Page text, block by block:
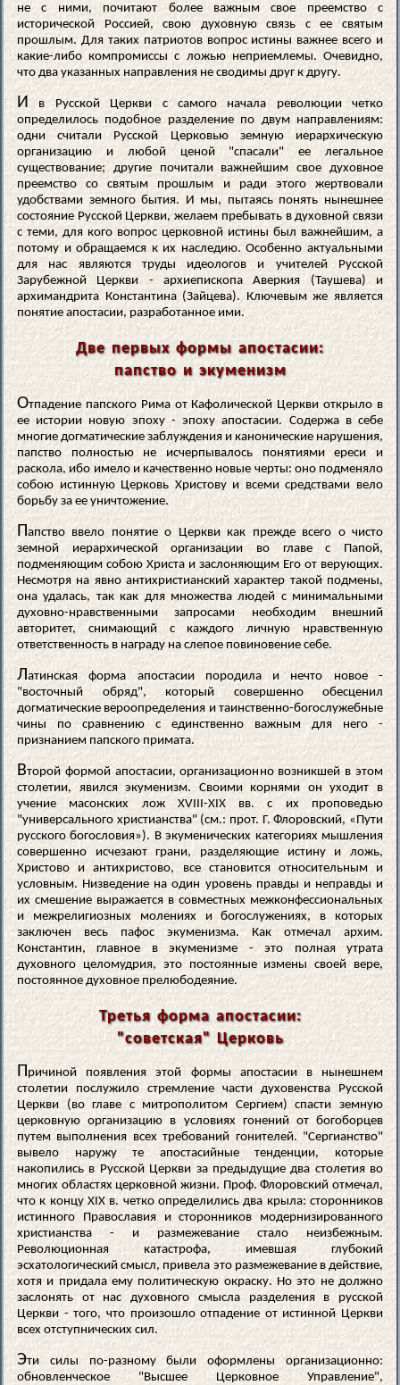
не с ними, почитают более важным свое преемство с
исторической Россией, свою духовную связь с ее святым
прошлым. Для таких патриотов вопрос истины важнее всего и
какие-либо компромиссы с ложью неприемлемы. Очевидно,
что два указанных направления не сводимы друг к другу.
И
в Русской Церкви с самого начала революции четко
определилось подобное разделение по двум направлениям:
одни считали Русской Церковью земную иерархическую
организацию и любой ценой "спасали" ее легальное
существование; другие почитали важнейшим свое духовное
преемство со святым прошлым и ради этого жертвовали
удобствами земного бытия. И мы, пытаясь понять нынешнее
состояние Русской Церкви, желаем пребывать в духовной связи
с теми, для кого вопрос церковной истины был важнейшим, а
потому и обращаемся к их наследию. Особенно актуальными
для нас являются труды идеологов и учителей Русской
Зарубежной Церкви - архиепископа Аверкия (Таушева) и
архимандрита Константина (Зайцева). Ключевым же является
понятие апостасии, разработанное ими.
Две первых формы апостасии:
папство и экуменизм
Отпадение папского Рима от Кафолической Церкви открыло в
ее истории новую эпоху - эпоху апостасии. Содержа в себе
многие догматические заблуждения и канонические нарушения,
папство полностью не исчерпывалось понятиями ереси и
раскола, ибо имело и качественно новые черты: оно подменяло
собою истинную Церковь Христову и всеми средствами вело
борьбу за ее уничтожение.
Папство ввело понятие о Церкви как прежде всего о чисто
земной иерархической организации во главе с Папой,
подменяющим собою Христа и заслоняющим Его от верующих.
Несмотря на явно антихристианский характер такой подмены,
она удалась, так как для множества людей с минимальными
духовно-нравственными запросами необходим внешний
авторитет, снимающий с каждого личную нравственную
ответственность в награду на слепое повиновение себе.
Л атинская форма апостасии породила и нечто новое -
"восточный обряд", который совершенно обесценил
догматические вероопределения и таинственно-богослужебные
чины по сравнению с единственно важным для него -
признанием папского примата.
Второй формой апостасии, организационно возникшей в этом
столетии, явился экуменизм. Своими корнями он уходит в
учение масонских лож XVIII-XIX вв. с их проповедью
"универсального христианства" (см.: прот. Г. Флоровский, «Пути
русского богословия»). В экуменических категориях мышления
совершенно исчезают грани, разделяющие истину и ложь,
Христово и антихристово, все становится относительным и
условным. Низведение на один уровень правды и неправды и
их смешение выражается в совместных межконфессиональных
и межрелигиозных молениях и богослужениях, в которых
заключен весь пафос экуменизма. Как отмечал архим.
Константин, главное в экуменизме - это полная утрата
духовного целомудрия, это постоянные измены своей вере,
постоянное духовное прелюбодеяние.
Третья форма апостасии:
"советская" Церковь
Причиной появления этой формы апостасии в нынешнем
столетии послужило стремление части духовенства Русской
Церкви (во главе с митрополитом Сергием) спасти земную
церковную организацию в условиях гонений от богоборцев
путем выполнения всех требований гонителей. "Сергианство"
вывело наружу те апостасийные тенденции, которые
накопились в Русской Церкви за предыдущие два столетия во
многих областях церковной жизни. Проф. Флоровский отмечал,
что к концу XIX в. четко определились два крыла: сторонников
истинного Православия и сторонников модернизированного
христианства - и размежевание стало неизбежным.
Революционная катастрофа, имевшая глубокий
эсхатологический смысл, привела это размежевание в действие,
хотя и придала ему политическую окраску. Но это не должно
заслонять от нас духовного смысла разделения в русской
Церкви - того, что произошло отпадение от истинной Церкви
всех отступнических сил.
Эти силы по-разному были оформлены организационно:
обновленческое "Высшее Церковное Управление",